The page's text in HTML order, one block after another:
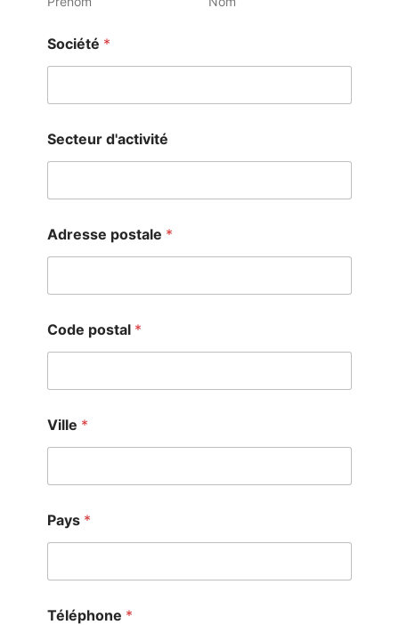
Société *
Secteur d'activité
Adresse postale *
Code postal *
Ville *
Pays *
Téléphone *